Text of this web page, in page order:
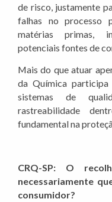
de risco, justamente
falhas no processo
matérias primas,
potenciais fontes de
Mais do que atuar
da Química
sistemas de
rastreabilidade
fundamental na
CRQ-SP: O
necessariamente
consumidor?